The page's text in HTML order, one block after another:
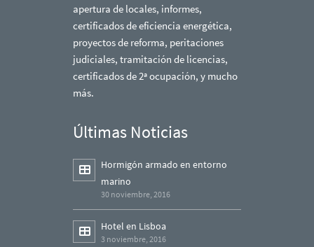
apertura de locales, informes,
certificados de eficiencia energética,
proyectos de reforma, peritaciones
judiciales, tramitación de licencias,
certificados de 2ª ocupación, y mucho
más.
Últimas Noticias
Hormigón armado en entorno
marino
30 noviembre, 2016
Hotel en Lisboa
3 noviembre, 2016